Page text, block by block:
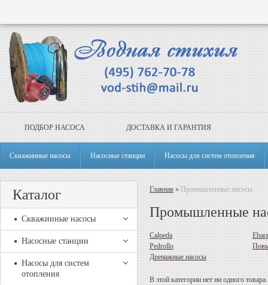
ПОДБОР НАСОСА ДОСТАВКА И ГАРАНТИЯ
Скважинные насосы Насосные станции Насосы для систем отопления
Каталог
Скважинные насосы
Насосные станции
Насосы для систем
отопления
Главная» Промышленные насосы
Промышленные
Calpeda
Pedrollo
Дренажные насосы
В этой категории нет ни одного товара.